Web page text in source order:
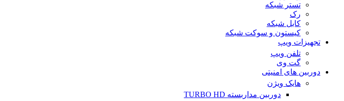
تستر شبکه
رک
کابل شبکه
کیستون و سوکت شبکه
تجهیزات ویپ
تلفن ویپ
گت وی
دوربین های امنیتی
هایک ویژن
دوربین مداربسته TURBO HD